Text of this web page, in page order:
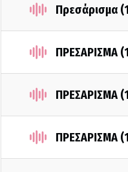
Πρεσάρισμα
ΠΡΕΣΑΡΙΣΜΑ
ΠΡΕΣΑΡΙΣΜΑ
ΠΡΕΣΑΡΙΣΜΑ